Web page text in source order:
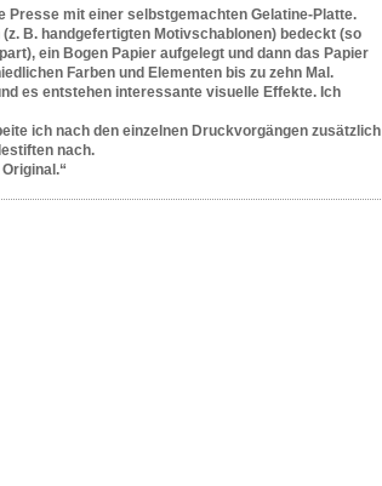
Presse mit einer selbstgemachten Gelatine-Platte.
B. handgefertigten Motivschablonen) bedeckt (so
ein Bogen Papier aufgelegt und dann das Papier
Farben und Elementen bis zu zehn Mal.
es entstehen interessante visuelle Effekte. Ich
ich nach den einzelnen Druckvorgängen zusätzlich
nach.